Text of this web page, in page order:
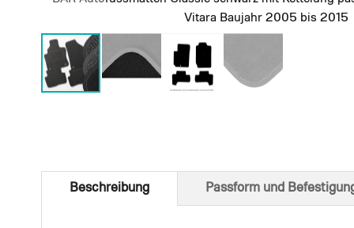
Vitara Baujahr 2005 bis 2015
of
Beschreibung Passform und